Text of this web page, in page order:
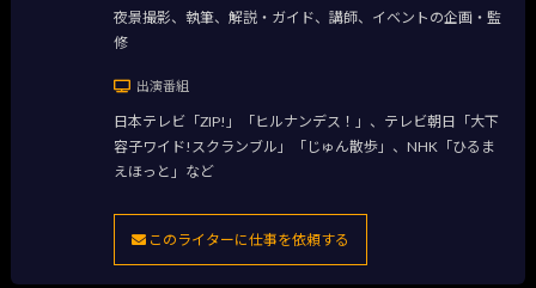
夜景撮影、執筆、解説・ガイド、講師、イベントの企画・監
修
出演番組
日本テレビ「ZIP!」「ヒルナンデス！」、テレビ朝日「大下
容子ワイド!スクランブル」「じゅん散歩」、NHK「ひるま
えほっと」など
このライターに仕事を依頼する